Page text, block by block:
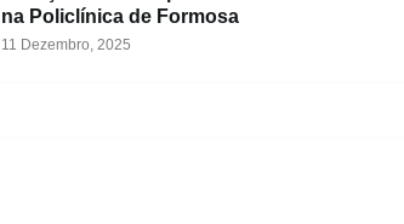
na Policlínica de Formosa
11 Dezembro, 2025